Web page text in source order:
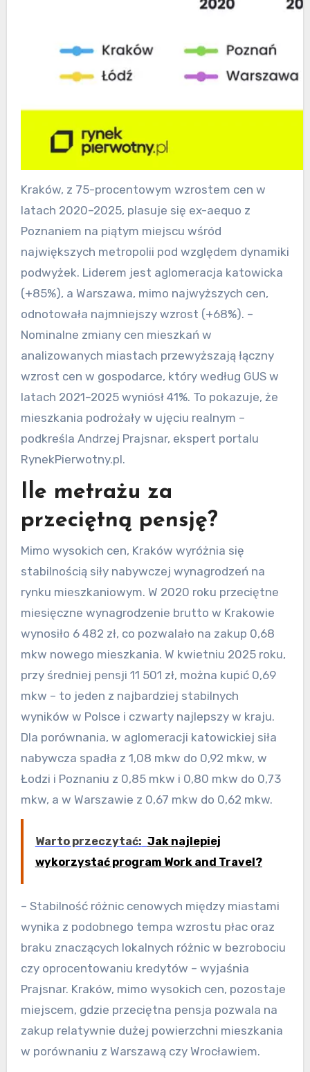
Kraków, z 75-procentowym wzrostem cen w
latach 2020–2025, plasuje się ex-aequo z
Poznaniem na piątym miejscu wśród
największych metropolii pod względem dynamiki
podwyżek. Liderem jest aglomeracja katowicka
(+85%), a Warszawa, mimo najwyższych cen,
odnotowała najmniejszy wzrost (+68%). –
Nominalne zmiany cen mieszkań w
analizowanych miastach przewyższają łączny
wzrost cen w gospodarce, który według GUS w
latach 2021–2025 wyniósł 41%. To pokazuje, że
mieszkania podrożały w ujęciu realnym –
podkreśla Andrzej Prajsnar, ekspert portalu
RynekPierwotny.pl.
Ile metrażu za
przeciętną pensję?
Mimo wysokich cen, Kraków wyróżnia się
stabilnością siły nabywczej wynagrodzeń na
rynku mieszkaniowym. W 2020 roku przeciętne
miesięczne wynagrodzenie brutto w Krakowie
wynosiło 6 482 zł, co pozwalało na zakup 0,68
mkw nowego mieszkania. W kwietniu 2025 roku,
przy średniej pensji 11 501 zł, można kupić 0,69
mkw – to jeden z najbardziej stabilnych
wyników w Polsce i czwarty najlepszy w kraju.
Dla porównania, w aglomeracji katowickiej siła
nabywcza spadła z 1,08 mkw do 0,92 mkw, w
Łodzi i Poznaniu z 0,85 mkw i 0,80 mkw do 0,73
mkw, a w Warszawie z 0,67 mkw do 0,62 mkw.
Warto przeczytać: Jak najlepiej
wykorzystać program Work and Travel?
– Stabilność różnic cenowych między miastami
wynika z podobnego tempa wzrostu płac oraz
braku znaczących lokalnych różnic w bezrobociu
czy oprocentowaniu kredytów – wyjaśnia
Prajsnar. Kraków, mimo wysokich cen, pozostaje
miejscem, gdzie przeciętna pensja pozwala na
zakup relatywnie dużej powierzchni mieszkania
w porównaniu z Warszawą czy Wrocławiem.